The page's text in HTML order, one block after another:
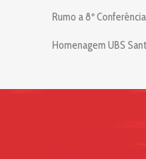
Rumo a 8º
Homenagem UBS